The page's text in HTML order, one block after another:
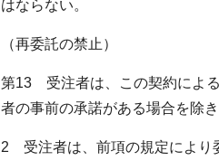
はならない。
（再委託の禁止）
第13 受注者は、この契約によ
者の事前の承諾がある場合を除
2 受注者は、前項の規定により